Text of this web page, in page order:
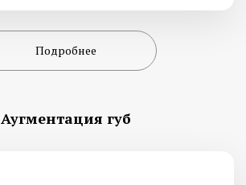
Подробнее
Аугментация губ